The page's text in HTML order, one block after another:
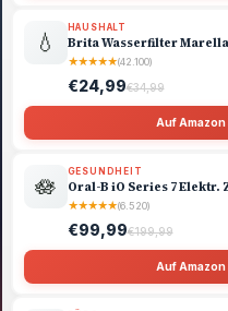
💧
HAUSHALT
Brita Wasserfilter Marella
★★★★★(42.100)
€24,99€34,99
Auf
🪷
GESUNDHEIT
Oral-B iO Series 7 Elektr.
★★★★★(6.520)
€99,99€199,99
Auf